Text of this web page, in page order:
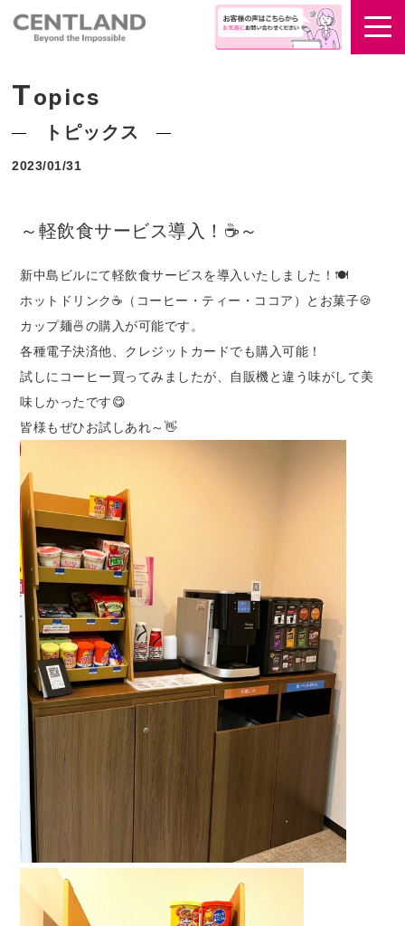
Topics
トピックス
2023/01/31
～軽飲食サービス導入！☕～
新中島ビルにて軽飲食サービスを導入いたしました！🍽️
ホットドリンク☕（コーヒー・ティー・ココア）とお菓子🍪
カップ麺🍜の購入が可能です。
各種電子決済他、クレジットカードでも購入可能！
試しにコーヒー買ってみましたが、自販機と違う味がして美
味しかったです😋
皆様もぜひお試しあれ～👋